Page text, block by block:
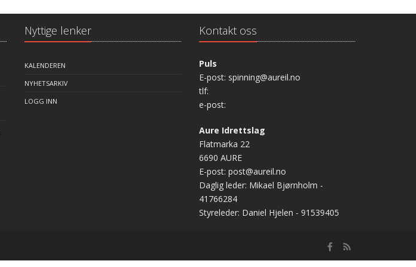
Nyttige lenker
KALENDEREN
NYHETSARKIV
LOGG INN
Kontakt oss
Puls
E-post: spinning@aureil.no
tlf:
e-post:
Aure Idrettslag
Flatmarka 22
6690 AURE
E-post: post@aureil.no
Daglig leder: Mikael Bjørnholm -
41766284
Styreleder: Daniel Hjelen - 91539405